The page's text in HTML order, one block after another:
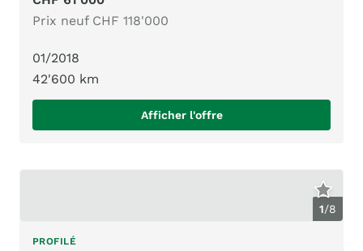
Prix neuf CHF 118'000
01/2018
42'600 km
Afficher l'offre
1/8
PROFILÉ